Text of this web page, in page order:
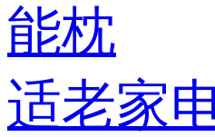
能枕
适老家